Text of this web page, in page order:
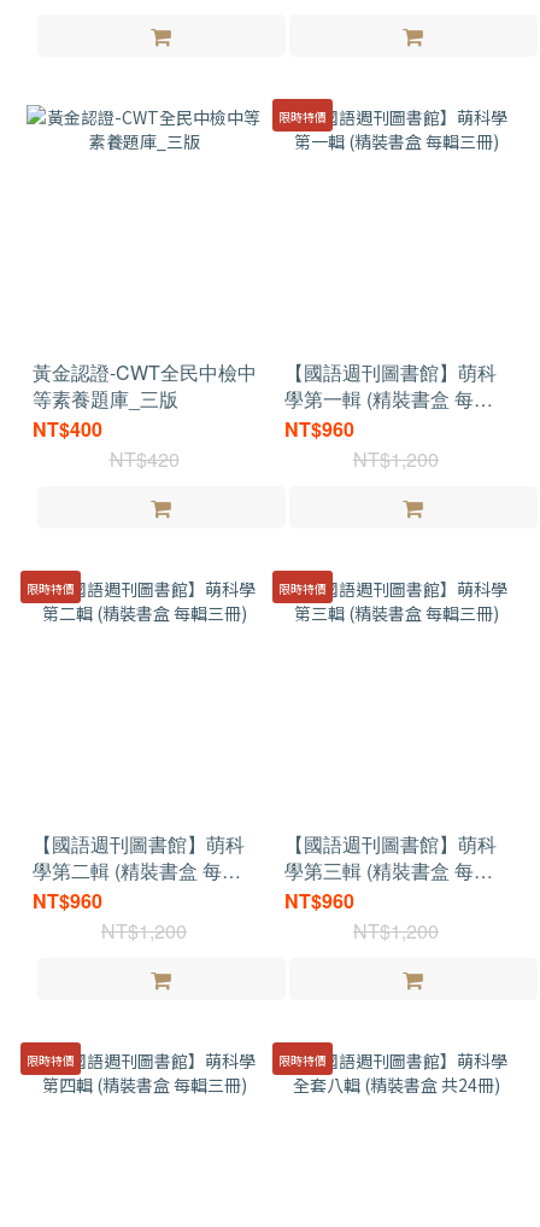
黃金認證-CWT全民中檢中
等素養題庫_三版
NT$400
NT$420
限時特價
【國語週刊圖書館】萌科
學第一輯 (精裝書盒 每輯
三冊)
NT$960
NT$1,200
限時特價
【國語週刊圖書館】萌科
學第二輯 (精裝書盒 每輯
三冊)
NT$960
NT$1,200
限時特價
【國語週刊圖書館】萌科
學第三輯 (精裝書盒 每輯
三冊)
NT$960
NT$1,200
限時特價 限時特價